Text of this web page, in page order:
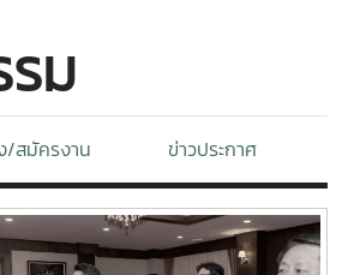
ม
/สมัครงาน ข่าวประกาศ